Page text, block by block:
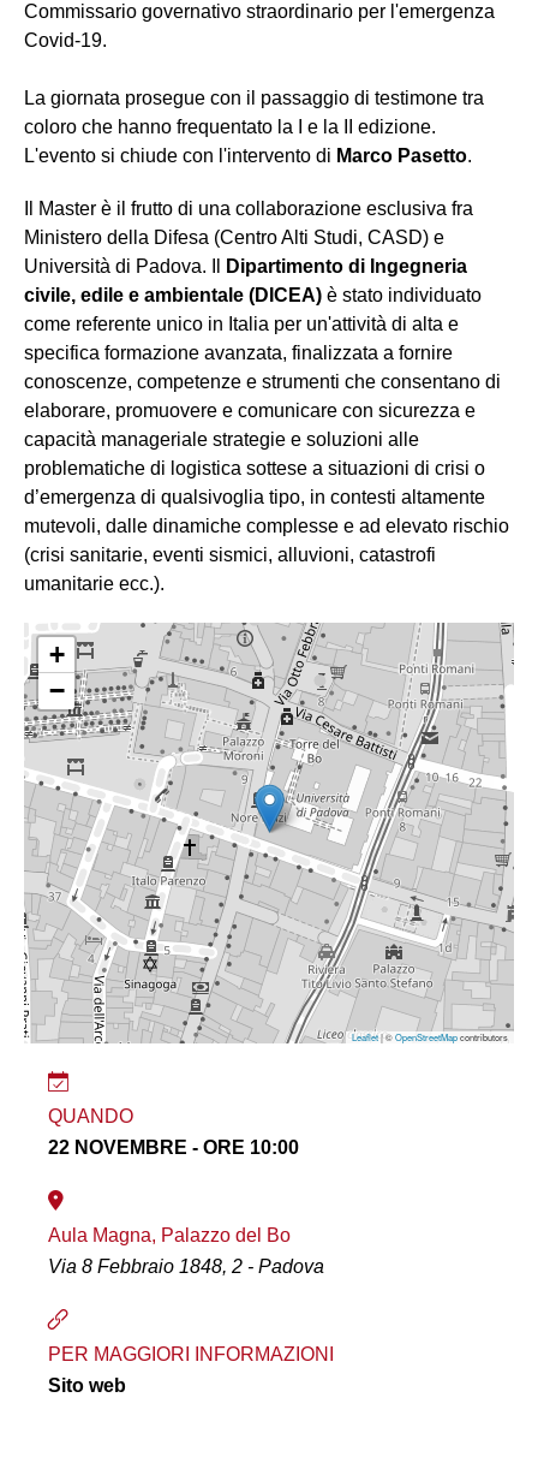
Commissario governativo straordinario per l'emergenza
Covid-19.
La giornata prosegue con il passaggio di testimone tra
coloro che hanno frequentato la I e la II edizione.
L'evento si chiude con l'intervento di Marco Pasetto.
Il Master è il frutto di una collaborazione esclusiva fra
Ministero della Difesa (Centro Alti Studi, CASD) e
Università di Padova. Il
Dipartimento di Ingegneria
civile, edile e ambientale (DICEA) è stato individuato
come referente unico in Italia per un'attività di alta e
specifica formazione avanzata, finalizzata a fornire
conoscenze, competenze e strumenti che consentano di
elaborare, promuovere e comunicare con sicurezza e
capacità manageriale strategie e soluzioni alle
problematiche di logistica sottese a situazioni di crisi o
d’emergenza di qualsivoglia tipo, in contesti altamente
mutevoli, dalle dinamiche complesse e ad elevato rischio
(crisi sanitarie, eventi sismici, alluvioni, catastrofi
umanitarie ecc.).
+
−
Leaflet| ©OpenStreetMapcontributors
QUANDO
22 NOVEMBRE - ORE 10:00
Aula Magna, Palazzo del Bo
Via 8 Febbraio 1848, 2 - Padova
PER MAGGIORI INFORMAZIONI
Sito web